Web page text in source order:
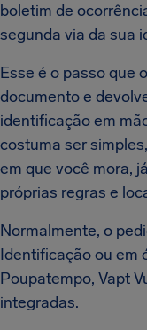
boletim de
segunda via da sua
Esse é o passo que
documento e
identificação em
costuma ser
em que você mora,
próprias regras e
Normalmente, o
Identificação ou em
Poupatempo, Vapt
integradas.